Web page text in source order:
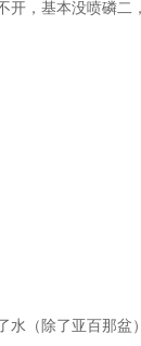
开，基本没喷磷二
（除了亚百那盆